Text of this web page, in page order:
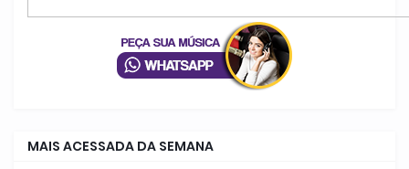
MAIS ACESSADA DA SEMANA